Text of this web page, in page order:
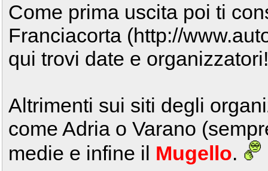
Come prima uscita poi ti
Franciacorta (http://
qui trovi date e organizzatori!
Altrimenti sui siti degli
come Adria o Varano
medie e infine il Mugello.